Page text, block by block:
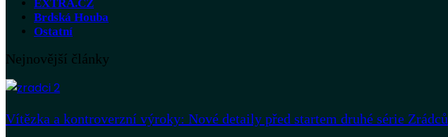
EXTRA.CZ
Brdská Houba
Ostatní
Nejnovější články
Vítězka a kontroverzní výroky: Nové detaily před startem druhé série Zrádců